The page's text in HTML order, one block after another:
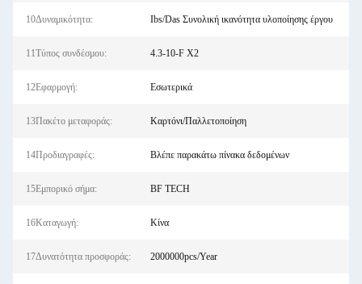
10Δυναμικότητα: Ibs/Das Συνολική ικανότητα υλοποίησης έργου
11Τύπος συνδέσμου: 4.3-10-F X2
12Εφαρμογή: Εσωτερικά
13Πακέτο μεταφοράς: Καρτόνι/Παλλετοποίηση
14Προδιαγραφές: Βλέπε παρακάτω πίνακα δεδομένων
15Εμπορικό σήμα: BF TECH
16Καταγωγή: Κίνα
17Δυνατότητα προσφοράς: 2000000pcs/Year